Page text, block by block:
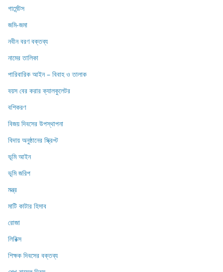
গার্মেন্টস
জমি-জমা
নবীন বরণ বক্তব্য
নামের তালিকা
পারিবারিক আইন – বিবাহ ও তালাক
বয়স বের করার ক্যালকুলেটর
বশিকরণ
বিজয় দিবসের উপস্থাপনা
বিদায় অনুষ্ঠানের স্ক্রিপ্ট
ভূমি আইন
ভূমি জরিপ
মন্ত্র
মাটি কাটার হিসাব
রোজা
লিরিক্স
শিক্ষক দিবসের বক্তব্য